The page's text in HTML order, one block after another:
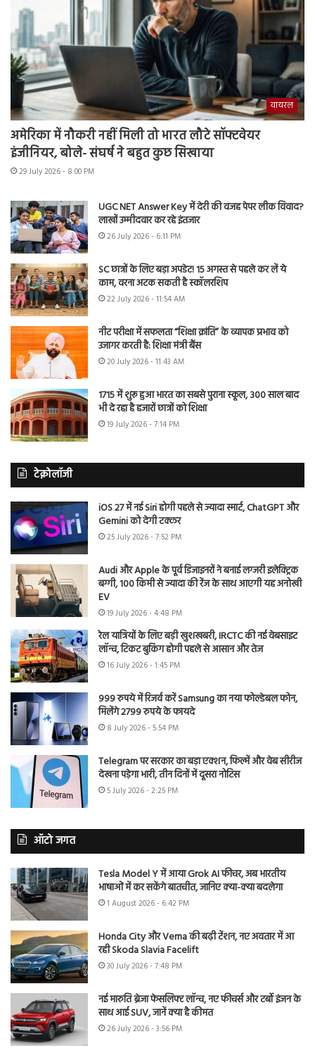
वायरल
अमेरिका में नौकरी नहीं मिली तो भारत लौटे सॉफ्टवेयर
इंजीनियर, बोले- संघर्ष ने बहुत कुछ सिखाया
29 July 2026 - 8:00 PM
UGC NET Answer Key में देरी की वजह पेपर लीक विवाद?
लाखों उम्मीदवार कर रहे इंतजार
26 July 2026 - 6:11 PM
SC छात्रों के लिए बड़ा अपडेट! 15 अगस्त से पहले कर लें ये
काम, वरना अटक सकती है स्कॉलरशिप
22 July 2026 - 11:54 AM
नीट परीक्षा में सफलता “शिक्षा क्रांति” के व्यापक प्रभाव को
उजागर करती है: शिक्षा मंत्री बैंस
20 July 2026 - 11:43 AM
1715 में शुरू हुआ भारत का सबसे पुराना स्कूल, 300 साल बाद
भी दे रहा है हजारों छात्रों को शिक्षा
19 July 2026 - 7:14 PM
टेक्नोलॉजी
iOS 27 में नई Siri होगी पहले से ज्यादा स्मार्ट, ChatGPT और
Gemini को देगी टक्कर
25 July 2026 - 7:52 PM
Audi और Apple के पूर्व डिजाइनरों ने बनाई लग्जरी इलेक्ट्रिक
बग्गी, 100 किमी से ज्यादा की रेंज के साथ आएगी यह अनोखी
EV
19 July 2026 - 4:48 PM
रेल यात्रियों के लिए बड़ी खुशखबरी, IRCTC की नई वेबसाइट
लॉन्च, टिकट बुकिंग होगी पहले से आसान और तेज
16 July 2026 - 1:45 PM
999 रुपये में रिजर्व करें Samsung का नया फोल्डेबल फोन,
मिलेंगे 2799 रुपये के फायदे
8 July 2026 - 5:54 PM
Telegram पर सरकार का बड़ा एक्शन, फिल्में और वेब सीरीज
देखना पड़ेगा भारी, तीन दिनों में दूसरा नोटिस
5 July 2026 - 2:25 PM
ऑटो जगत
Tesla Model Y में आया Grok AI फीचर, अब भारतीय
भाषाओं में कर सकेंगे बातचीत, जानिए क्या-क्या बदलेगा
1 August 2026 - 6:42 PM
Honda City और Verna की बढ़ी टेंशन, नए अवतार में आ
रही Skoda Slavia Facelift
30 July 2026 - 7:48 PM
नई मारुति ब्रेजा फेसलिफ्ट लॉन्च, नए फीचर्स और टर्बो इंजन के
साथ आई SUV, जानें क्या है कीमत
26 July 2026 - 3:56 PM